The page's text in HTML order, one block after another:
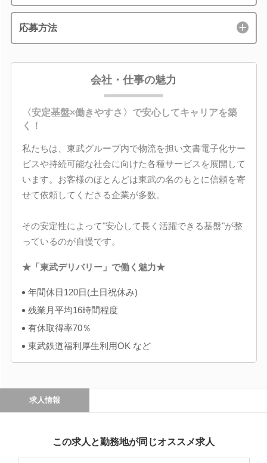
応募方法
会社・仕事の魅力
〈安定基盤×働きやすさ〉で安心してキャリアを築
く！
私たちは、東武グループ内で物流を担い文書電子化サー
ビスや持続可能な社会に向けた各種サービスを展開して
います。お客様のほとんどは東武の名のもとに信頼を寄
せて依頼してくださる企業が多数。
その安定性によって"安心して長く活躍できる基盤"が整
っているのが自慢です。
★「東武デリバリー」で働く魅力★
年間休日120日(土日祝休み)
残業月平均16時間程度
有休取得率70％
東武鉄道福利厚生利用OK など
求人情報
この求人と勤務地が同じオススメ求人